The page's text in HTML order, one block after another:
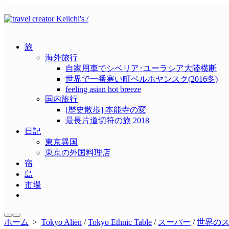
ン
旅
海外旅行
自家用車でシベリア･ユーラシア大陸横断
世界で一番寒い町ベルホヤンスク(2016冬)
feeling asian hot breeze
国内旅行
[歴史散歩] 本能寺の変
最長片道切符の旅 2018
日記
東京異国
東京の外国料理店
宿
島
市場
ー
メ 検
ホーム > Tokyo Alien /Tokyo Ethnic Table / スーパー /世界の